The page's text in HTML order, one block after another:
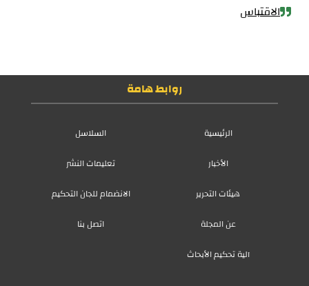
الاقتباس
روابط هامة
الرئيسية
السلاسل
الأخبار
تعليمات النشر
هيئات التحرير
الانضمام للجان التحكيم
عن المجلة
اتصل بنا
آلية تحكيم الأبحاث